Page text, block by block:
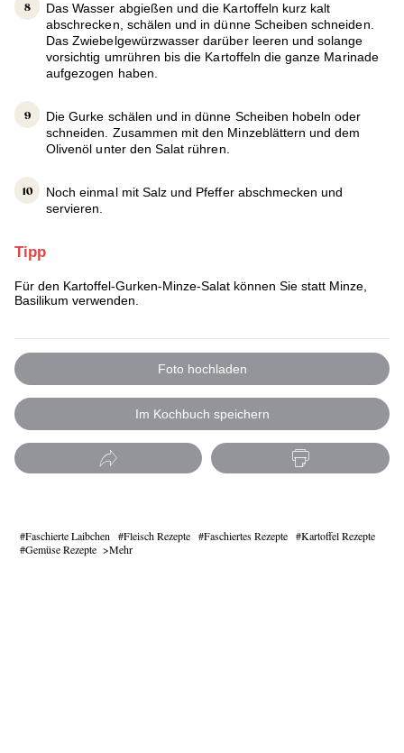
Das Wasser abgießen und die Kartoffeln kurz kalt
abschrecken, schälen und in dünne Scheiben schneiden.
Das Zwiebelgewürzwasser darüber leeren und solange
vorsichtig umrühren bis die Kartoffeln die ganze Marinade
aufgezogen haben.
Die Gurke schälen und in dünne Scheiben hobeln oder
schneiden. Zusammen mit den Minzeblättern und dem
Olivenöl unter den Salat rühren.
Noch einmal mit Salz und Pfeffer abschmecken und
servieren.
Tipp
Für den Kartoffel-Gurken-Minze-Salat können Sie statt Minze,
Basilikum verwenden.
Foto hochladen
Im Kochbuch speichern
Faschierte Laibchen Fleisch Rezepte Faschiertes Rezepte
Kartoffel Rezepte
Gemüse Rezepte
Mehr